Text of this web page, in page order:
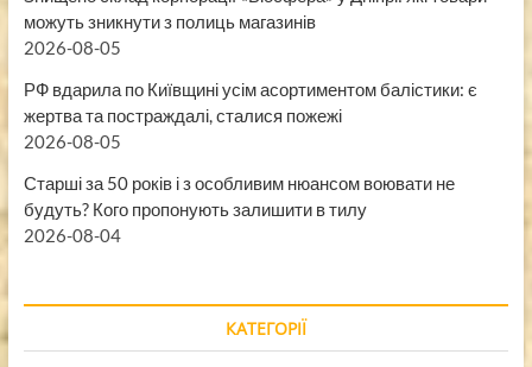
можуть зникнути з полиць магазинів
2026-08-05
РФ вдарила по Київщині усім асортиментом балістики: є
жертва та постраждалі, сталися пожежі
2026-08-05
Старші за 50 років і з особливим нюансом воювати не
будуть? Кого пропонують залишити в тилу
2026-08-04
КАТЕГОРІЇ